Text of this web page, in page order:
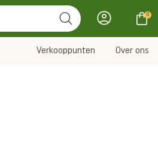
0
Verkooppunten Over ons